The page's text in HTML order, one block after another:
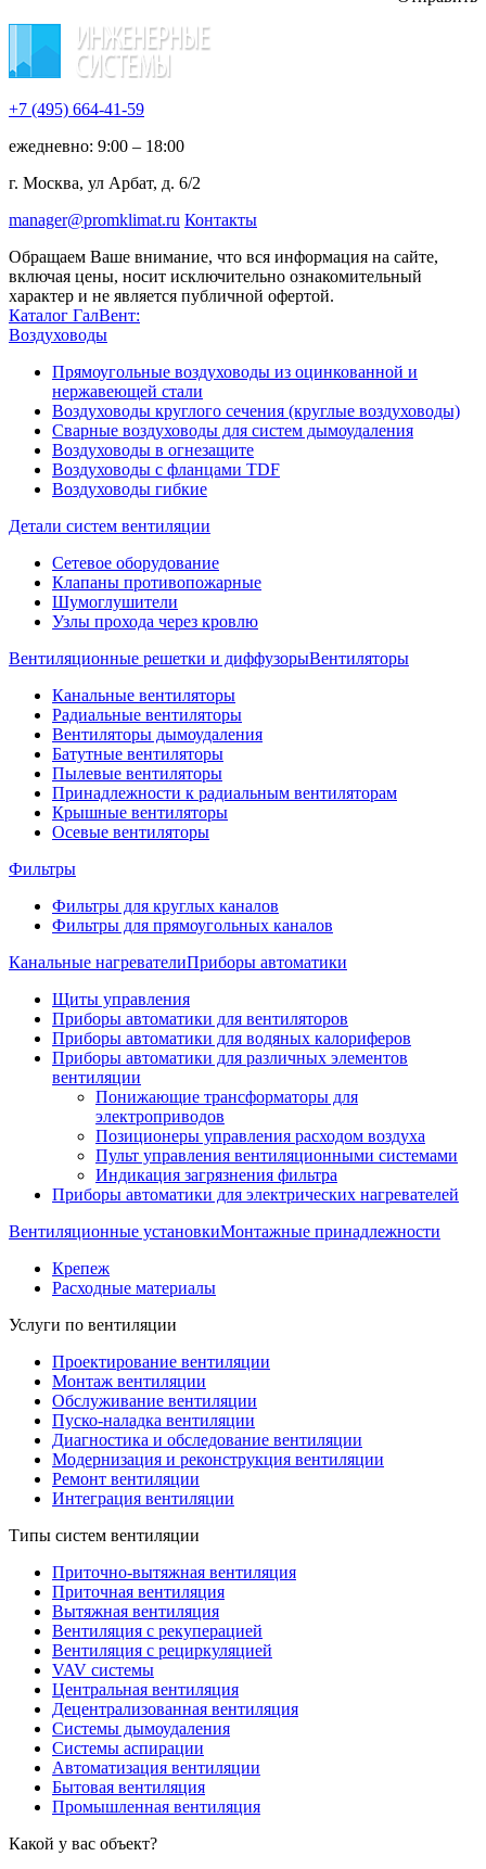
+7 (495) 664-41-59
ежедневно: 9:00 – 18:00
г. Москва, ул Арбат, д. 6/2
manager@promklimat.ru Контакты
Обращаем Ваше внимание, что вся информация на сайте,
включая цены, носит исключительно ознакомительный
характер и не является публичной офертой.
Каталог ГалВент:
Воздуховоды
Прямоугольные воздуховоды из оцинкованной и
нержавеющей стали
Воздуховоды круглого сечения (круглые воздуховоды)
Сварные воздуховоды для систем дымоудаления
Воздуховоды в огнезащите
Воздуховоды с фланцами TDF
Воздуховоды гибкие
Детали систем вентиляции
Сетевое оборудование
Клапаны противопожарные
Шумоглушители
Узлы прохода через кровлю
Вентиляционные решетки и диффузорыВентиляторы
Канальные вентиляторы
Радиальные вентиляторы
Вентиляторы дымоудаления
Батутные вентиляторы
Пылевые вентиляторы
Принадлежности к радиальным вентиляторам
Крышные вентиляторы
Осевые вентиляторы
Фильтры
Фильтры для круглых каналов
Фильтры для прямоугольных каналов
Канальные нагревателиПриборы автоматики
Щиты управления
Приборы автоматики для вентиляторов
Приборы автоматики для водяных калориферов
Приборы автоматики для различных элементов
вентиляции
Понижающие трансформаторы для
электроприводов
Позиционеры управления расходом воздуха
Пульт управления вентиляционными системами
Индикация загрязнения фильтра
Приборы автоматики для электрических нагревателей
Вентиляционные установкиМонтажные принадлежности
Крепеж
Расходные материалы
Услуги по вентиляции
Проектирование вентиляции
Монтаж вентиляции
Обслуживание вентиляции
Пуско-наладка вентиляции
Диагностика и обследование вентиляции
Модернизация и реконструкция вентиляции
Ремонт вентиляции
Интеграция вентиляции
Типы систем вентиляции
Приточно-вытяжная вентиляция
Приточная вентиляция
Вытяжная вентиляция
Вентиляция с рекуперацией
Вентиляция с рециркуляцией
VAV системы
Центральная вентиляция
Децентрализованная вентиляция
Системы дымоудаления
Системы аспирации
Автоматизация вентиляции
Бытовая вентиляция
Промышленная вентиляция
Какой у вас объект?